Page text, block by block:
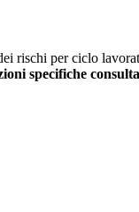
rischi per ciclo
specifiche